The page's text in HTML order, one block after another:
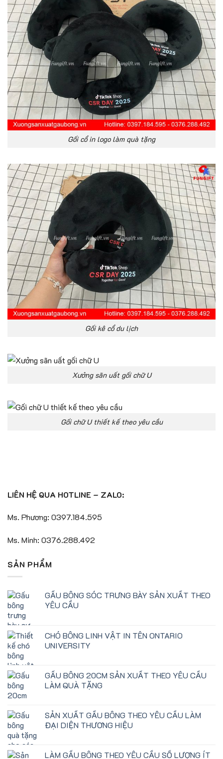
Gối cổ in logo làm quà tặng
Gối kê cổ du lịch
Xưởng sãn uất gối chữ U
Gối chữ U thiết kế theo yêu cầu
LIÊN HỆ QUA HOTLINE – ZALO:
Ms. Phương: 0397.184.595
Ms. Minh: 0376.288.492
SẢN PHẨM
GẤU BÔNG SÓC TRƯNG BÀY SẢN XUẤT THEO
YÊU CẦU
CHÓ BÔNG LINH VẬT IN TÊN ONTARIO
UNIVERSITY
GẤU BÔNG 20CM SẢN XUẤT THEO YÊU CẦU
LÀM QUÀ TẶNG
SẢN XUẤT GẤU BÔNG THEO YÊU CẦU LÀM
ĐẠI DIỆN THƯƠNG HIỆU
LÀM GẤU BÔNG THEO YÊU CẦU SỐ LƯỢNG ÍT